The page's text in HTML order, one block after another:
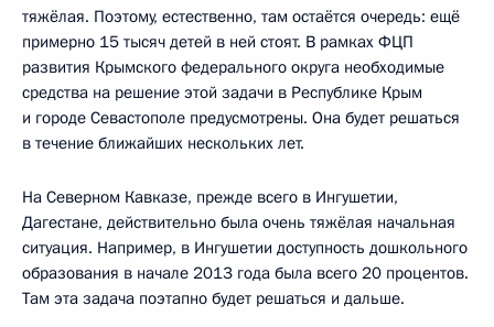
тяжёлая. Поэтому, естественно, там остаётся очередь: ещё
примерно 15 тысяч детей в ней стоят. В рамках ФЦП
развития Крымского федерального округа необходимые
средства на решение этой задачи в Республике Крым
и городе Севастополе предусмотрены. Она будет решаться
в течение ближайших нескольких лет.
На Северном Кавказе, прежде всего в Ингушетии,
Дагестане, действительно была очень тяжёлая начальная
ситуация. Например, в Ингушетии доступность дошкольного
образования в начале 2013 года была всего 20 процентов.
Там эта задача поэтапно будет решаться и дальше.